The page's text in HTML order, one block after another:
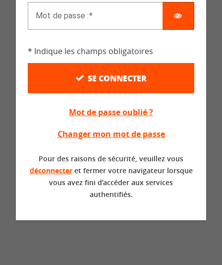
Mot de passe :
* Indique les champs obligatoires
SE CONNECTER
Mot de passe oublié ?
Changer mon mot de passe
Pour des raisons de sécurité, veuillez vous
déconnecteret fermer votre navigateur lorsque
vous avez fini d’accéder aux services
authentifiés.